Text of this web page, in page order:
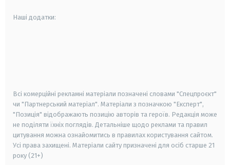
Наші додатки:
Всі комерційні рекламні матеріали позначені словами "Спецпроєкт"
чи "Партнерський матеріал". Матеріали з позначкою "Експерт",
"Позиція" відображають позицію авторів та героїв. Редакція може
не поділяти їхніх поглядів. Детальніше щодо реклами та правил
цитування можна ознайомитись в правилах користування сайтом.
Усі права захищені. Матеріали сайту призначені для осіб старше 21
року (21+)